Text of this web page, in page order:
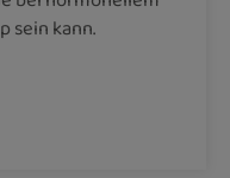
sein kann.